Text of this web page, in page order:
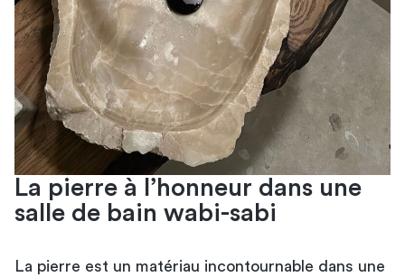
La pierre à l’honneur dans une
salle de bain wabi-sabi
La pierre est un matériau incontournable dans une